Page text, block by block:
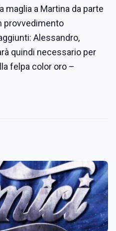
maglia a Martina da parte
provvedimento
Alessandro,
quindi necessario per
felpa color oro –